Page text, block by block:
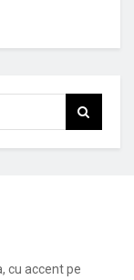
cu accent pe